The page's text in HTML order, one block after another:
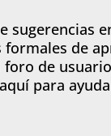
sugerencias
formales de
foro de
aquí para